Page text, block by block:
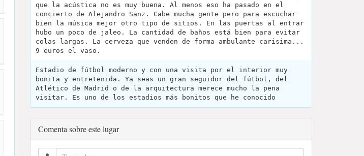
que la acústica no es muy buena. Al menos eso ha pasado en el
concierto de Alejandro Sanz. Cabe mucha gente pero para escuchar
bien la música mejor otro tipo de sitios. En las puertas al entrar
hubo un poco de jaleo. La cantidad de baños está bien para evitar
colas largas. La cerveza que venden de forma ambulante carisima...
9 euros el vaso.
Estadio de fútbol moderno y con una visita por el interior muy
bonita y entretenida. Ya seas un gran seguidor del fútbol, del
Atlético de Madrid o de la arquitectura merece mucho la pena
visitar. Es uno de los estadios más bonitos que he conocido
Comenta sobre este lugar